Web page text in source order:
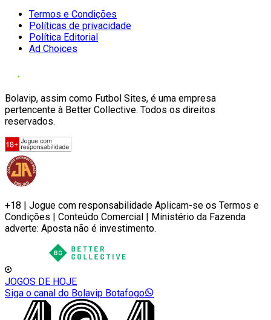
Termos e Condições
Políticas de privacidade
Política Editorial
Ad Choices
Bolavip, assim como Futbol Sites, é uma empresa
pertencente à Better Collective. Todos os direitos
reservados.
+18 | Jogue com responsabilidade Aplicam-se os Termos e
Condições | Conteúdo Comercial | Ministério da Fazenda
adverte: Aposta não é investimento.
JOGOS DE HOJE
Siga o canal do Bolavip Botafogo